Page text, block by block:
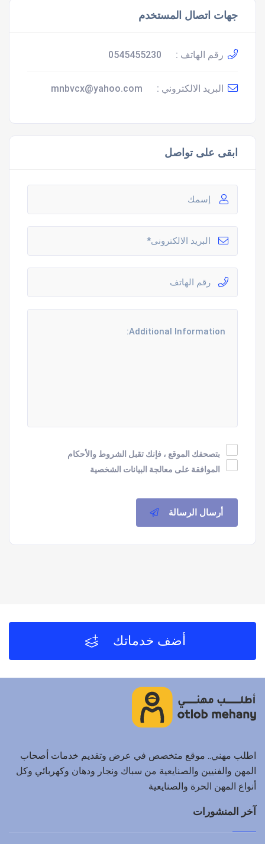
جهات اتصال المستخدم
رقم الهاتف : 0545455230
البريد الالكتروني : mnbvcx@yahoo.com
ابقى على تواصل
بتصحفك الموقع ، فإنك تقبل الشروط والأحكام
الموافقة على معالجة البيانات الشخصية
أرسال الرسالة
أضف خدماتك
اطلب مهني.. موقع متخصص في عرض وتقديم خدمات أصحاب
المهن والفنيين والصنايعية من سباك ونجار ودهان وكهربائي وكل
أنواع المهن الحرة والصنايعية
آخر المنشورات